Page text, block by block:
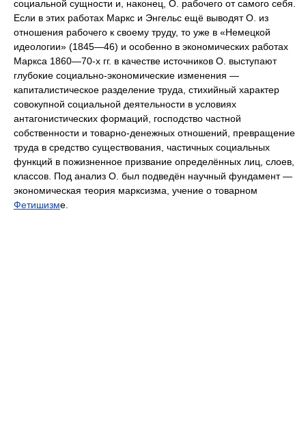
социальной сущности и, наконец, О. рабочего от самого себя.
Если в этих работах Маркс и Энгельс ещё выводят О. из
отношения рабочего к своему труду, то уже в «Немецкой
идеологии» (1845—46) и особенно в экономических работах
Маркса 1860—70-х гг. в качестве источников О. выступают
глубокие социально-экономические изменения —
капиталистическое разделение труда, стихийный характер
совокупной социальной деятельности в условиях
антагонистических формаций, господство частной
собственности и товарно-денежных отношений, превращение
труда в средство существования, частичных социальных
функций в пожизненное призвание определённых лиц, слоев,
классов. Под анализ О. был подведён научный фундамент —
экономическая теория марксизма, учение о товарном
Фетишизме.